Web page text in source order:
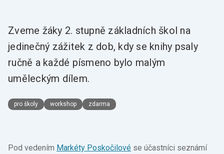
Zveme žáky 2. stupně základních škol na
jedinečný zážitek z dob, kdy se knihy psaly
ručně a každé písmeno bylo malým
uměleckým dílem.
pro školy workshop zdarma
Pod vedením Markéty Poskočilové se účastníci seznámí